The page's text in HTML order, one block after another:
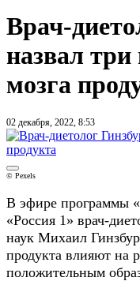
Врач-
назвал
мозга
02 декабря, 2022, 8:53
© Pexels
В эфире программы
«Россия 1» врач-
наук Михаил
продукта влияют на
положительным